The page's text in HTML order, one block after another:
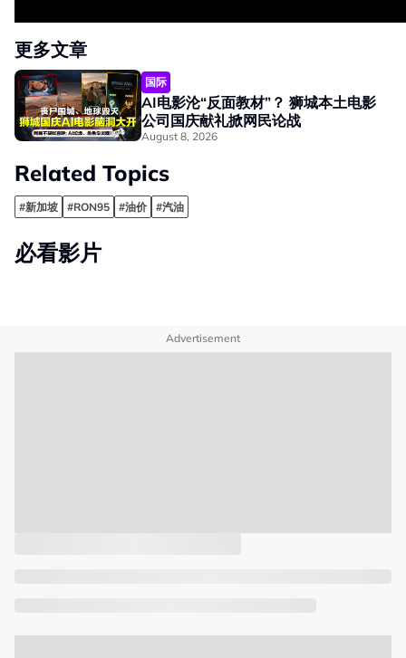
更多文章
国际
AI电影沦“反面教材”？ 狮城本土电影
公司国庆献礼掀网民论战
August 8, 2026
Related Topics
#新加坡 #RON95 #油价 #汽油
必看影片
Advertisement